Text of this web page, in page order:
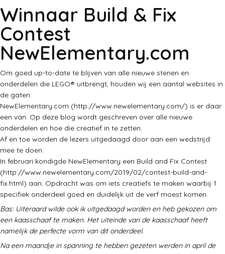
Winnaar Build & Fix
Contest
NewElementary.com
Om goed up-to-date te blijven van alle nieuwe stenen en
onderdelen die LEGO® uitbrengt, houden wij een aantal websites in
de gaten.
NewElementary.com (http://www.newelementary.com/) is er daar
een van. Op deze blog wordt geschreven over alle nieuwe
onderdelen en hoe die creatief in te zetten.
Af en toe worden de lezers uitgedaagd door aan een wedstrijd
mee te doen.
In februari kondigde NewElementary een Build and Fix Contest
(http://www.newelementary.com/2019/02/contest-build-and-
fix.html) aan. Opdracht was om iets creatiefs te maken waarbij 1
specifiek onderdeel goed en duidelijk uit de verf moest komen.
Bas: Uiteraard wilde ook ik uitgedaagd worden en heb gekozen om
een kaasschaaf te maken. Het uiteinde van de kaasschaaf heeft
namelijk de perfecte vorm van dit onderdeel.
Na een maandje in spanning te hebben gezeten werden in april de